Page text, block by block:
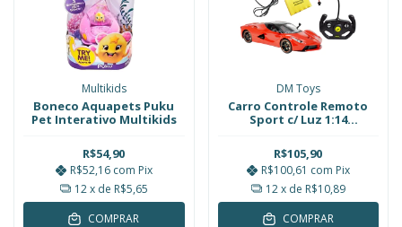
Multikids
Boneco Aquapets Puku
Pet Interativo Multikids
R$54,90
R$52,16 com Pix
12x de R$5,65
COMPRAR
DM Toys
Carro Controle Remoto
Sport c/ Luz 1:14
R$105,90
R$100,61 com Pix
12x de R$10,89
COMPRAR